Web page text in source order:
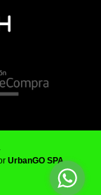
UrbanGO SPA.